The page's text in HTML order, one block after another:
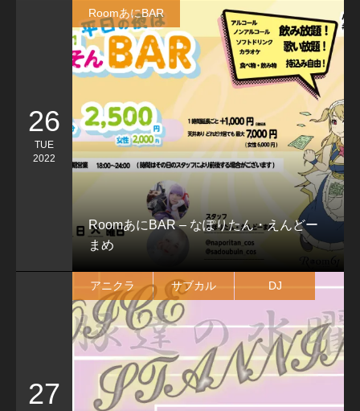
26
TUE
2022
RoomあにBAR – なぽりたん・えんどー
まめ
RoomあにBAR
27
アニクラ サブカル DJ